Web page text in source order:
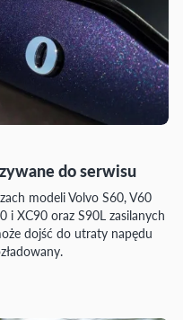
do serwisu
modeli Volvo S60, V60
i XC90 oraz S90L zasilanych
dojść do utraty napędu